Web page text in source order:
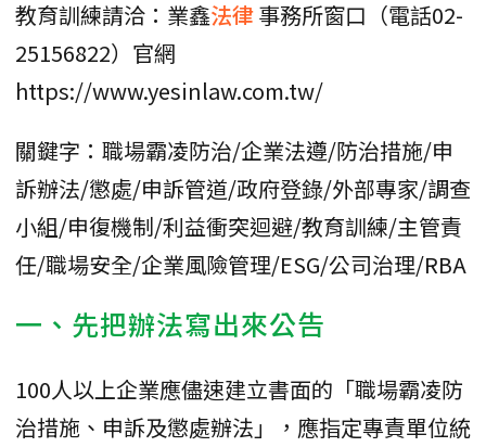
教育訓練請洽：業鑫法律事務所窗口（電話02-
25156822）官網
https://www.yesinlaw.com.tw/
關鍵字：職場霸凌防治/企業法遵/防治措施/申
訴辦法/懲處/申訴管道/政府登錄/外部專家/調查
小組/申復機制/利益衝突迴避/教育訓練/主管責
任/職場安全/企業風險管理/ESG/公司治理/RBA
一、先把辦法寫出來公告
100人以上企業應儘速建立書面的「職場霸凌防
治措施、申訴及懲處辦法」，應指定專責單位統